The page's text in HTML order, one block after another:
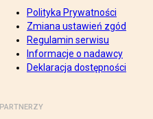
Polityka Prywatności
Zmiana ustawień zgód
Regulamin serwisu
Informacje o nadawcy
Deklaracja dostępności
PARTNERZY